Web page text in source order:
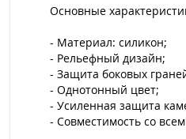
Основные
- Материал: силикон;
- Рельефный дизайн;
- Защита боковых
- Однотонный цвет;
- Усиленная защита
- Совместимость со